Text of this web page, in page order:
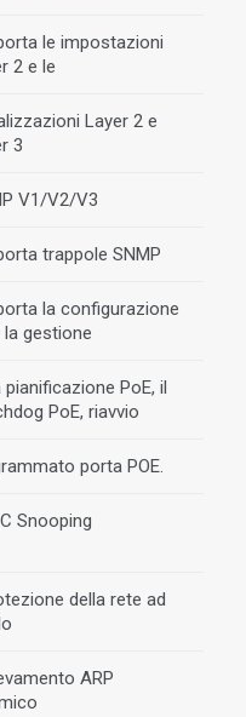
le impostazioni
2 e le
Layer 2 e
3
V1/V2/V3
trappole SNMP
la configurazione
la gestione
pianificazione PoE, il
PoE, riavvio
porta POE.
Snooping
della rete ad
ARP